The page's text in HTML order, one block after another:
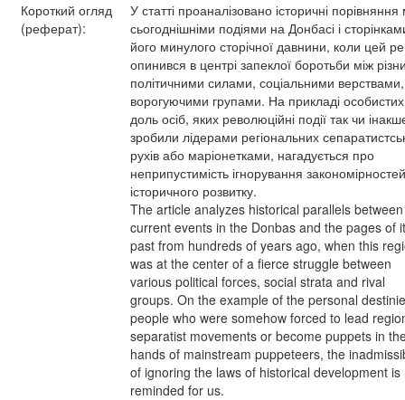
Короткий огляд
(реферат):
У статті проаналізовано історичні порівняння
сьогоднішніми подіями на Донбасі і
його минулого сторічної давнини, коли цей
опинився в центрі запеклої боротьби між
політичними силами, соціальними верствами,
ворогуючими групами. На прикладі особистих
доль осіб, яких революційні події так чи
зробили лідерами регіональних
рухів або маріонетками, нагадується про
неприпустимість ігнорування закономірностей
історичного розвитку.
The article analyzes historical parallels
current events in the Donbas and the pages of
past from hundreds of years ago, when this
was at the center of a fierce struggle between
various political forces, social strata and rival
groups. On the example of the personal
people who were somehow forced to lead
separatist movements or become puppets in
hands of mainstream puppeteers, the
of ignoring the laws of historical development is
reminded for us.